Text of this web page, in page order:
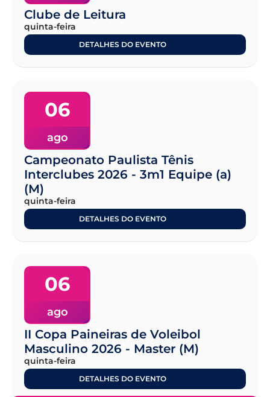
Clube de Leitura
quinta-feira
DETALHES DO EVENTO
06
ago
Campeonato Paulista Tênis
Interclubes 2026 - 3m1 Equipe (a)
(M)
quinta-feira
DETALHES DO EVENTO
06
ago
II Copa Paineiras de Voleibol
Masculino 2026 - Master (M)
quinta-feira
DETALHES DO EVENTO